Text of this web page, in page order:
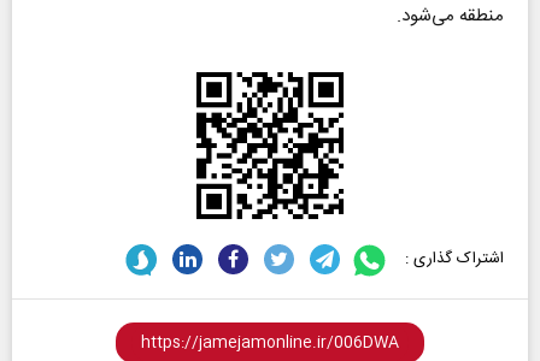
منطقه می‌شود.
اشتراک گذاری :